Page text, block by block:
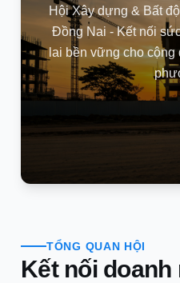
Hội Xây dựng & Bất
Đồng Nai - Kết nối
lai bền vững cho
TỔNG QUAN HỘI
Kết nối doanh